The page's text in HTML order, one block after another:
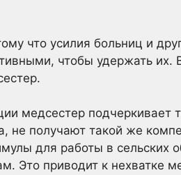
что усилия больниц и
чтобы удержать их.
медсестер подчеркивает
не получают такой же
для работы в сельских
Это приводит к нехватке